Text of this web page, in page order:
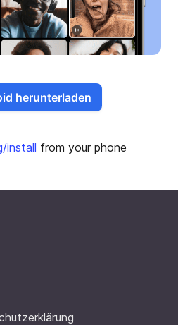
herunterladen
install from your phone